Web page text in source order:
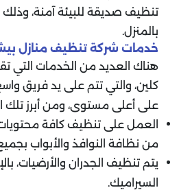
تنظيف صديقة للبيئة آمنة،
بالمنزل.
خدمات شركة تنظيف منازل
هناك العديد من الخدمات التي
كلين، والتي تتم على يد فريق
على أعلى مستوى، ومن أبرز تلك
العمل على تنظيف كافة محتويات
من نظافة النوافذ والأبواب
يتم تنظيف الجدران والأرضيات،
السيراميك.